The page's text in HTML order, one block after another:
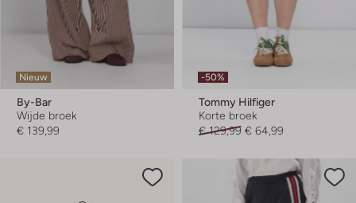
Nieuw
By-Bar
Wijde broek
€ 139,99
-50%
Tommy Hilfiger
Korte broek
€ 129,99 € 64,99